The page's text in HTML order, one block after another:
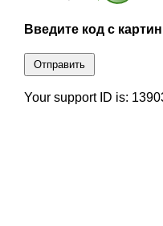
Введите код с
Отправить
Your support ID is: